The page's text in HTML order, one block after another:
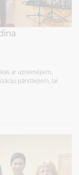
ar uzņēmējiem,
pārstāvjiem, lai